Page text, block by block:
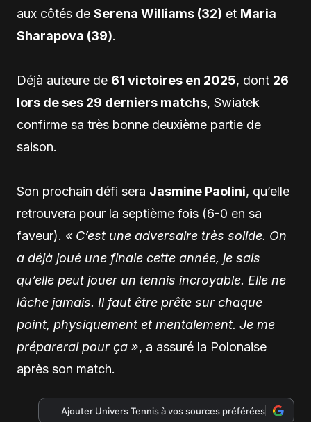
aux côtés de Serena Williams (32) et Maria
Sharapova (39).
Déjà auteure de 61 victoires en 2025, dont 26
lors de ses 29 derniers matchs, Swiatek
confirme sa très bonne deuxième partie de
saison.
Son prochain défi sera Jasmine Paolini, qu’elle
retrouvera pour la septième fois (6-0 en sa
faveur). « C’est une adversaire très solide. On
a déjà joué une finale cette année, je sais
qu’elle peut jouer un tennis incroyable. Elle ne
lâche jamais. Il faut être prête sur chaque
point, physiquement et mentalement. Je me
préparerai pour ça », a assuré la Polonaise
après son match.
Ajouter Univers Tennis à vos sources préférées